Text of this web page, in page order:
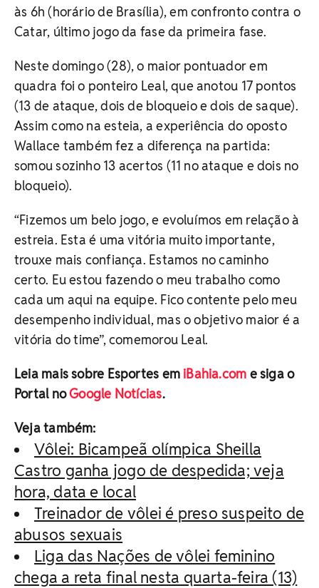
às 6h (horário de Brasília), em confronto contra o
Catar, último jogo da fase da primeira fase.
Neste domingo (28), o maior pontuador em
quadra foi o ponteiro Leal, que anotou 17 pontos
(13 de ataque, dois de bloqueio e dois de saque).
Assim como na esteia, a experiência do oposto
Wallace também fez a diferença na partida:
somou sozinho 13 acertos (11 no ataque e dois no
bloqueio).
“Fizemos um belo jogo, e evoluímos em relação à
estreia. Esta é uma vitória muito importante,
trouxe mais confiança. Estamos no caminho
certo. Eu estou fazendo o meu trabalho como
cada um aqui na equipe. Fico contente pelo meu
desempenho individual, mas o objetivo maior é a
vitória do time”, comemorou Leal.
Leia mais sobre Esportes em iBahia.com e siga o
Portal noGoogle Notícias.
Veja também:
Vôlei: Bicampeã olímpica Sheilla
Castro ganha jogo de despedida; veja
hora, data e local
Treinador de vôlei é preso suspeito de
abusos sexuais
Liga das Nações de vôlei feminino
chega a reta final nesta quarta-feira (13)